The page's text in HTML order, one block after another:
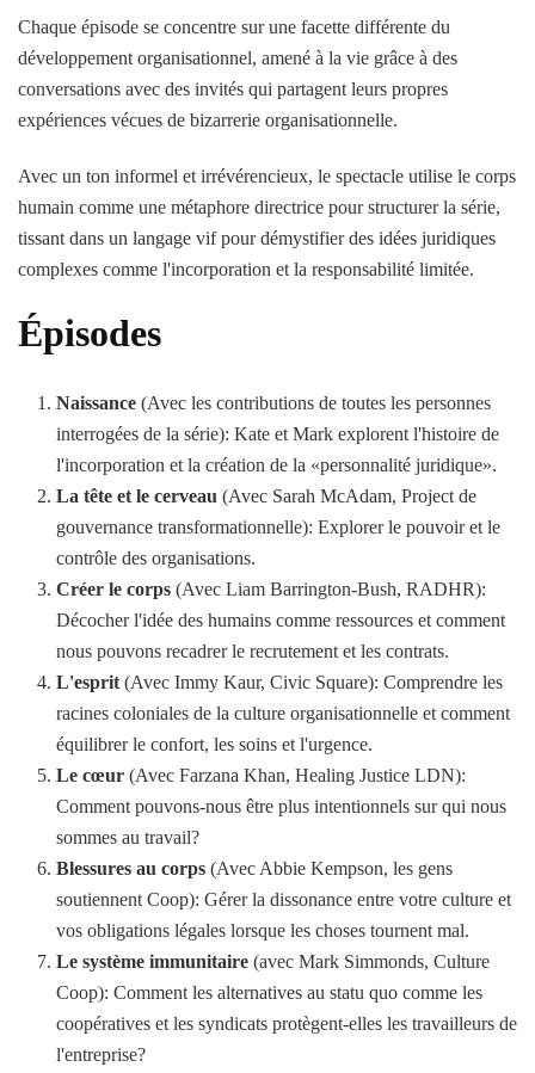
Chaque épisode se concentre sur une facette différente du
développement organisationnel, amené à la vie grâce à des
conversations avec des invités qui partagent leurs propres
expériences vécues de bizarrerie organisationnelle.
Avec un ton informel et irrévérencieux, le spectacle utilise le corps
humain comme une métaphore directrice pour structurer la série,
tissant dans un langage vif pour démystifier des idées juridiques
complexes comme l'incorporation et la responsabilité limitée.
Épisodes
Naissance (Avec les contributions de toutes les personnes
interrogées de la série): Kate et Mark explorent l'histoire de
l'incorporation et la création de la «personnalité juridique».
La tête et le cerveau (Avec Sarah McAdam, Project de
gouvernance transformationnelle): Explorer le pouvoir et le
contrôle des organisations.
Créer le corps (Avec Liam Barrington-Bush, RADHR):
Décocher l'idée des humains comme ressources et comment
nous pouvons recadrer le recrutement et les contrats.
L'esprit (Avec Immy Kaur, Civic Square): Comprendre les
racines coloniales de la culture organisationnelle et comment
équilibrer le confort, les soins et l'urgence.
Le cœur (Avec Farzana Khan, Healing Justice LDN):
Comment pouvons-nous être plus intentionnels sur qui nous
sommes au travail?
Blessures au corps (Avec Abbie Kempson, les gens
soutiennent Coop): Gérer la dissonance entre votre culture et
vos obligations légales lorsque les choses tournent mal.
Le système immunitaire (avec Mark Simmonds, Culture
Coop): Comment les alternatives au statu quo comme les
coopératives et les syndicats protègent-elles les travailleurs de
l'entreprise?